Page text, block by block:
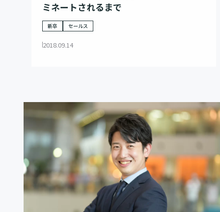
ミネートされるまで
新卒 セールス
2018.09.14